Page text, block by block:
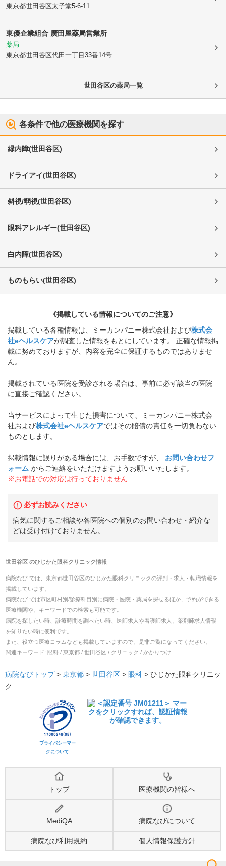
東京都世田谷区太子堂5-6-11
東優企業組合 廣田屋薬局営業所
薬局
東京都世田谷区代田一丁目33番14号
世田谷区の薬局一覧
各条件で他の医療機関を探す
緑内障(世田谷区)
ドライアイ(世田谷区)
斜視/弱視(世田谷区)
眼科アレルギー(世田谷区)
白内障(世田谷区)
ものもらい(世田谷区)
《掲載している情報についてのご注意》
掲載している各種情報は、ミーカンパニー株式会社および株式会
社eヘルスケアが調査した情報をもとにしています。 正確な情報掲
載に努めておりますが、内容を完全に保証するものではありませ
ん。
掲載されている医院を受診される場合は、事前に必ず該当の医院
に直接ご確認ください。
当サービスによって生じた損害について、ミーカンパニー株式会
社および株式会社eヘルスケアではその賠償の責任を一切負わない
ものとします。
掲載情報に誤りがある場合には、お手数ですが、
お問い合わせフ
ォーム からご連絡をいただけますようお願いいたします。
※お電話での対応は行っておりません
必ずお読みください
病気に関するご相談や各医院への個別のお問い合わせ・紹介な
どは受け付けておりません。
世田谷区のひじかた眼科クリニック情報
病院なび では、 東京都世田谷区のひじかた眼科クリニックの評判・求人・転職情報を
掲載しています。
病院なび では市区町村別/診療科目別に病院・医院・薬局を探せるほか、予約ができる
医療機関や、キーワードでの検索も可能です。
病院を探したい時、診療時間を調べたい時、医師求人や看護師求人、薬剤師求人情報
を知りたい時に便利です。
また、役立つ医療コラムなども掲載していますので、是非ご覧になってください。
関連キーワード: 眼科 / 東京都 / 世田谷区 / クリニック / かかりつけ
病院なびトップ> 東京都 > 世田谷区 > 眼科 > ひじかた眼科クリニッ
ク
プライバシーマー
クについて
トップ 医療機関の皆様へ
MediQA 病院なびについて
病院なび利用規約 個人情報保護方針